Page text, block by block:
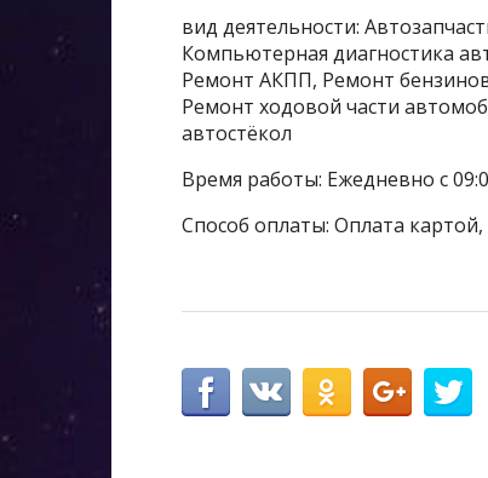
вид деятельности:
Компьютерная диагностика
Ремонт АКПП, Ремонт
Ремонт ходовой части
автостёкол
Время работы: Ежедневно с
Способ оплаты: Оплата